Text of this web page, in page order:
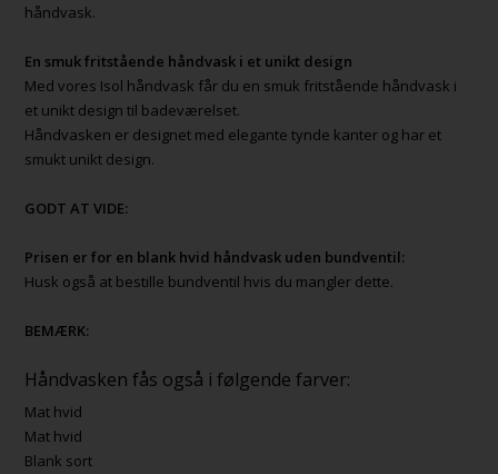
håndvask.
En smuk fritstående håndvask i et unikt design
Med vores Isol håndvask får du en smuk fritstående håndvask i
et unikt design til badeværelset.
Håndvasken er designet med elegante tynde kanter og har et
smukt unikt design.
GODT AT VIDE:
Prisen er for en blank hvid håndvask uden bundventil:
Husk også at bestille bundventil hvis du mangler dette.
BEMÆRK:
Håndvasken fås også i følgende farver:
Mat hvid
Mat hvid
Blank sort